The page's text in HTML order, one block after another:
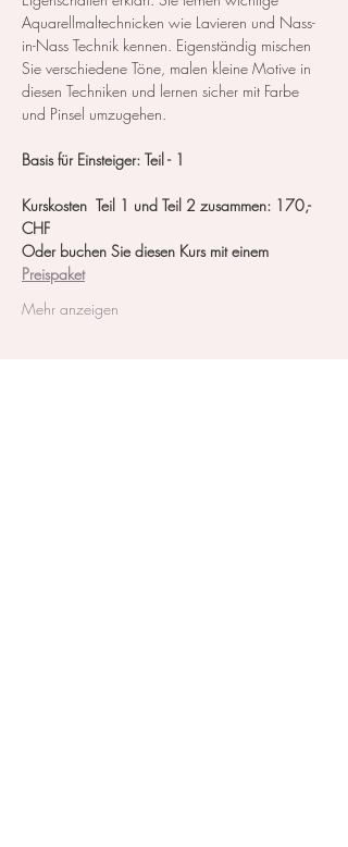
Aquarellmaltechnicken wie Lavieren und Nass-
in-Nass Technik kennen. Eigenständig mischen
Sie verschiedene Töne, malen kleine Motive in
diesen Techniken und lernen sicher mit Farbe
und Pinsel umzugehen.
Basis für Einsteiger: Teil - 1
Kurskosten  Teil 1 und Teil 2 zusammen: 170,-
CHF
Oder buchen Sie diesen Kurs mit einem
Preispaket
Mehr anzeigen